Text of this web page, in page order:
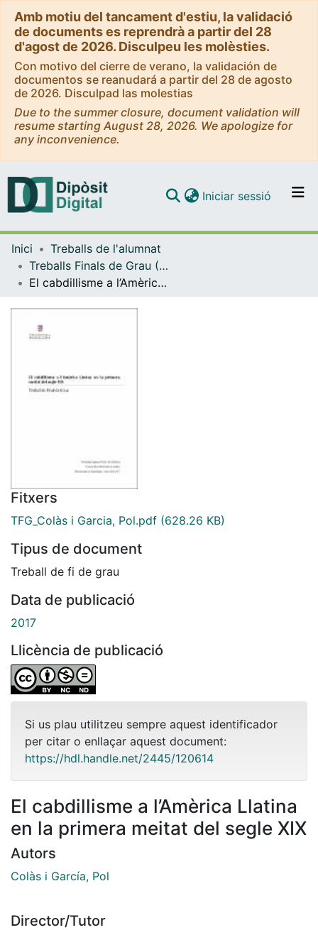
Amb motiu del tancament d'estiu, la validació
de documents es reprendrà a partir del 28
d'agost de 2026. Disculpeu les molèsties.
Con motivo del cierre de verano, la validación de
documentos se reanudará a partir del 28 de agosto
de 2026. Disculpad las molestias
Due to the summer closure, document validation will
resume starting August 28, 2026. We apologize for
any inconvenience.
Navega per tot el DD
Com publicar
Iniciar sessió (current)
Inici
Treballs de l'alumnat
Treballs Finals de Grau (TFG) - Història
El cabdillisme a l’Amèrica Llatina en la primera meitat del segle XIX
Fitxers
TFG_Colàs i Garcia, Pol.pdf (628.26 KB)
Tipus de document
Treball de fi de grau
Data de publicació
2017
Llicència de publicació
Si us plau utilitzeu sempre aquest identificador
per citar o enllaçar aquest document:
https://hdl.handle.net/2445/120614
El cabdillisme a l’Amèrica Llatina
en la primera meitat del segle XIX
Autors
Colàs i García, Pol
Director/Tutor